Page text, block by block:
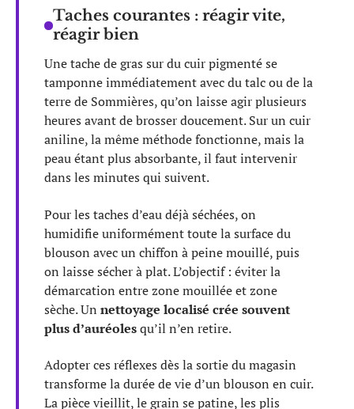
Taches courantes : réagir vite,
réagir bien
Une tache de gras sur du cuir pigmenté se
tamponne immédiatement avec du talc ou de la
terre de Sommières, qu’on laisse agir plusieurs
heures avant de brosser doucement. Sur un cuir
aniline, la même méthode fonctionne, mais la
peau étant plus absorbante, il faut intervenir
dans les minutes qui suivent.
Pour les taches d’eau déjà séchées, on
humidifie uniformément toute la surface du
blouson avec un chiffon à peine mouillé, puis
on laisse sécher à plat. L’objectif : éviter la
démarcation entre zone mouillée et zone
sèche. Un nettoyage localisé crée souvent
plus d’auréolesqu’il n’en retire.
Adopter ces réflexes dès la sortie du magasin
transforme la durée de vie d’un blouson en cuir.
La pièce vieillit, le grain se patine, les plis